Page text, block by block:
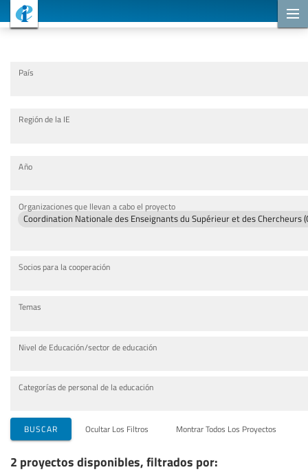
País
Región de la IE
Año
Organizaciones que llevan a cabo el proyecto
Coordination Nationale des Enseignants du Supérieur et des Chercheurs
Socios para la cooperación
Temas
Nivel de Educación/sector de educación
Categorías de personal de la educación
BUSCAR Ocultar Los Filtros Montrar Todos Los Proyectos
2 proyectos disponibles, filtrados por: